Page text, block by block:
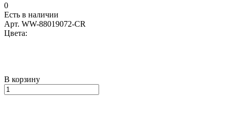
0
Есть в наличии
Арт. WW-88019072-CR
Цвета:
В корзину